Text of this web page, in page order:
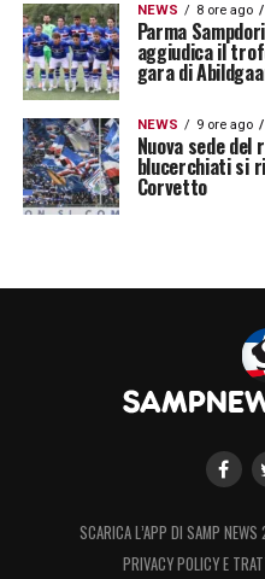
NEWS 8 ore ago
Parma
aggiudica il
gara di
NEWS 9 ore ago
Nuova sede
blucerchiati si
Corvetto
SCARICA L’APP DI SAMP
PRIVACY POLICY E